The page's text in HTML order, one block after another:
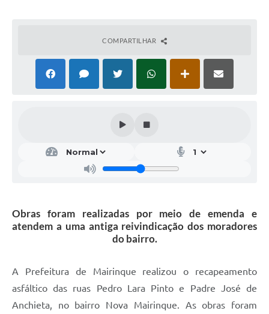
COMPARTILHAR
Obras foram realizadas por meio de emenda e
atendem a uma antiga reivindicação dos moradores
do bairro.
A Prefeitura de Mairinque realizou o recapeamento
asfáltico das ruas Pedro Lara Pinto e Padre José de
Anchieta, no bairro Nova Mairinque. As obras foram